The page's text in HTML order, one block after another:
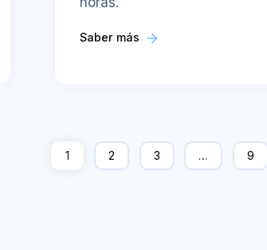
Saber más
1 2 3 … 9